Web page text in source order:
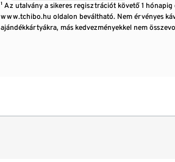
¹ Az utalvány a sikeres regisztrációt követő 1
www.tchibo.hu oldalon beváltható. Nem érvényes
ajándékkártyákra, más kedvezményekkel nem